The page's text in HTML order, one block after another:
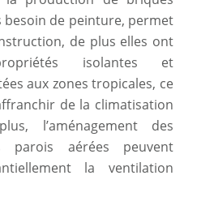
besoin de peinture, permet
de plus elles ont
isolantes et
aux zones tropicales, ce
de la climatisation
l’aménagement des
aérées peuvent
la ventilation